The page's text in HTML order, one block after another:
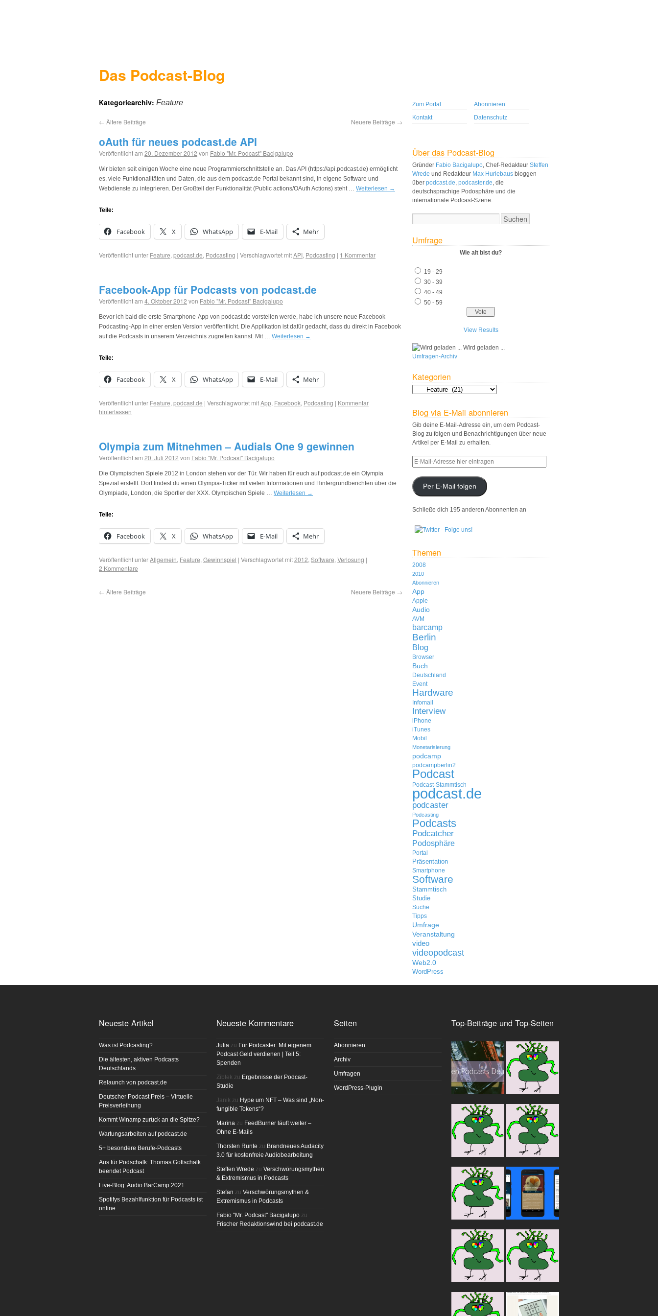
Das Podcast-Blog
Kategoriearchiv: Feature
← Ältere Beiträge Neuere Beiträge →
oAuth für neues podcast.de API
Veröffentlicht am 20. Dezember 2012 von Fabio "Mr. Podcast" Bacigalupo
Wir bieten seit einigen Woche eine neue Programmierschnittstelle an. Das API (https://api.podcast.de) ermöglicht
es, viele Funktionalitäten und Daten, die aus dem podcast.de Portal bekannt sind, in eigene Software und
Webdienste zu integrieren. Der Großteil der Funktionalität (Public actions/OAuth Actions) steht … Weiterlesen →
Teile:
Facebook X WhatsApp E-Mail Mehr
Veröffentlicht unter Feature, podcast.de, Podcasting | Verschlagwortet mitAPI, Podcasting | 1 Kommentar
Facebook-App für Podcasts von podcast.de
Veröffentlicht am 4. Oktober 2012 von Fabio "Mr. Podcast" Bacigalupo
Bevor ich bald die erste Smartphone-App von podcast.de vorstellen werde, habe ich unsere neue Facebook
Podcasting-App in einer ersten Version veröffentlicht. Die Applikation ist dafür gedacht, dass du direkt in Facebook
auf die Podcasts in unserem Verzeichnis zugreifen kannst. Mit … Weiterlesen →
Teile:
Facebook X WhatsApp E-Mail Mehr
Veröffentlicht unter Feature, podcast.de | Verschlagwortet mitApp, Facebook, Podcasting | Kommentar
hinterlassen
Olympia zum Mitnehmen – Audials One 9 gewinnen
Veröffentlicht am 20. Juli 2012 von Fabio "Mr. Podcast" Bacigalupo
Die Olympischen Spiele 2012 in London stehen vor der Tür. Wir haben für euch auf podcast.de ein Olympia
Spezial erstellt. Dort findest du einen Olympia-Ticker mit vielen Informationen und Hintergrundberichten über die
Olympiade, London, die Sportler der XXX. Olympischen Spiele … Weiterlesen →
Teile:
Facebook X WhatsApp E-Mail Mehr
Veröffentlicht unterAllgemein, Feature, Gewinnspiel | Verschlagwortet mit2012, Software, Verlosung |
2 Kommentare
← Ältere Beiträge Neuere Beiträge →
Zum Portal
Abonnieren
Kontakt
Datenschutz
Über das Podcast-Blog
Gründer Fabio Bacigalupo, Chef-Redakteur Steffen
Wrede und Redakteur Max Hurlebaus bloggen
über podcast.de, podcaster.de, die
deutschsprachige Podosphäre und die
internationale Podcast-Szene.
Umfrage
Wie alt bist du?
19 - 29
30 - 39
40 - 49
50 - 59
View Results
Wird geladen ...
Umfragen-Archiv
Kategorien
Blog via E-Mail abonnieren
Gib deine E-Mail-Adresse ein, um dem Podcast-
Blog zu folgen und Benachrichtigungen über neue
Artikel per E-Mail zu erhalten.
Per E-Mail folgen
Schließe dich 195 anderen Abonnenten an
Themen
2008
2010
Abonnieren
App
Apple
Audio
AVM
barcamp
Berlin
Blog
Browser
Buch
Deutschland
Event
Hardware
Infomail
Interview
iPhone
iTunes
Mobil
Monetarisierung
podcamp
podcampberlin2
Podcast
Podcast-Stammtisch
podcast.de
podcaster
Podcasting
Podcasts
Podcatcher
Podosphäre
Portal
Präsentation
Smartphone
Software
Stammtisch
Studie
Suche
Tipps
Umfrage
Veranstaltung
video
videopodcast
Web2.0
WordPress
Neueste Artikel
Was ist Podcasting?
Die ältesten, aktiven Podcasts
Deutschlands
Relaunch von podcast.de
Deutscher Podcast Preis – Virtuelle
Preisverleihung
Kommt Winamp zurück an die Spitze?
Wartungsarbeiten auf podcast.de
5+ besondere Berufe-Podcasts
Aus für Podschalk: Thomas Gottschalk
beendet Podcast
Live-Blog: Audio BarCamp 2021
Spotifys Bezahlfunktion für Podcasts ist
online
Neueste Kommentare
Julia zu Für Podcaster: Mit eigenem
Podcast Geld verdienen | Teil 5:
Spenden
Zibtek zu Ergebnisse der Podcast-
Studie
Janik zu Hype um NFT – Was sind „Non-
fungible Tokens“?
Marina zu FeedBurner läuft weiter –
Ohne E-Mails
Thorsten Runte zu Brandneues Audacity
3.0 für kostenfreie Audiobearbeitung
Steffen Wrede zu Verschwörungsmythen
& Extremismus in Podcasts
Stefan zu Verschwörungsmythen &
Extremismus in Podcasts
Fabio "Mr. Podcast" Bacigalupo zu
Frischer Redaktionswind bei podcast.de
Seiten
Abonnieren
Archiv
Umfragen
WordPress-Plugin
Top-Beiträge und Top-Seiten